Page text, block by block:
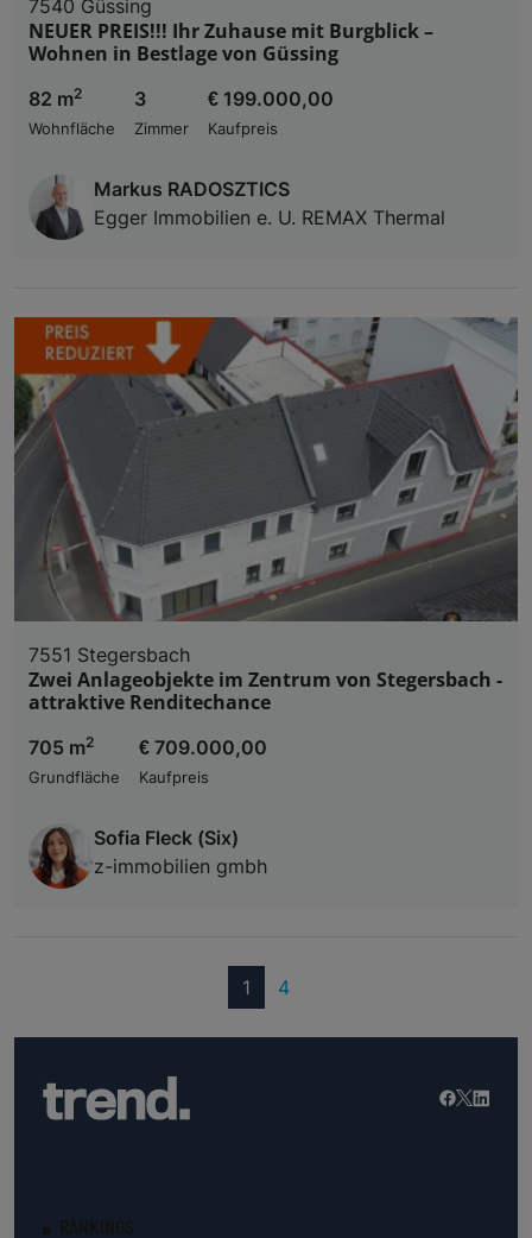
7540 Güssing
NEUER PREIS!!! Ihr Zuhause mit Burgblick –
Wohnen in Bestlage von Güssing
82 m2
Wohnfläche
3
Zimmer
€ 199.000,00
Kaufpreis
Markus RADOSZTICS
Egger Immobilien e. U. REMAX Thermal
7551 Stegersbach
Zwei Anlageobjekte im Zentrum von Stegersbach -
attraktive Renditechance
705 m2
Grundfläche
€ 709.000,00
Kaufpreis
Sofia Fleck (Six)
z-immobilien gmbh
1 (current)
4